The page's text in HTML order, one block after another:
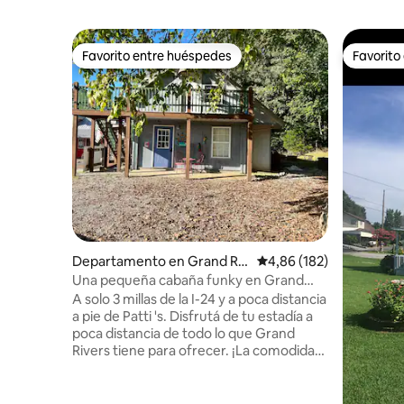
Favorito entre huéspedes
Favorito entre huéspedes
Departamento en Grand Riv
ers
Calificación promedio:
4,86 (182)
Una pequeña cabaña funky en Grand
Rivers
A solo 3 millas de la I-24 y a poca distancia
a pie de Patti 's. Disfrutá de tu estadía a
poca distancia de todo lo que Grand
Rivers tiene para ofrecer. ¡La comodidad